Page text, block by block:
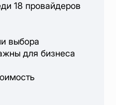
18 провайдеров
выбора
для бизнеса